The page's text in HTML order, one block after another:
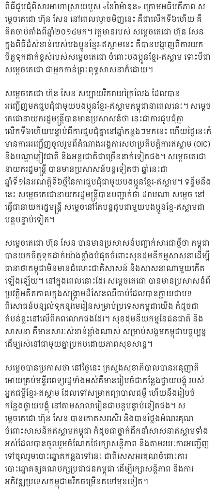
ពិធីជួបជុំពិសារអាហាស្រាយបួស «ខែរ៉ាម៉ាឌន» ក្រោមអធិបតីភាព ស
ម្តេចតេជោ ហ៊ុន សែន នៅពេលល្ងាចមិញនេះ គឺជាលើកទី៦ហើយ គឺ
គិតចាប់តាំងពីឆ្នាំ២០១៤មក។ វត្តមានរបស់ សម្តេចតេជោ ហ៊ុន សែន
ក្នុងពិធីដ៏សំខាន់របស់បងប្អូនខ្មែរ-ឥស្លាមនេះ គឺបានបង្ហាញពីការយក
ចិត្តទុកដាក់ខ្ពស់របស់សម្តេចតេជោ ចំពោះបងប្អូនខ្មែរ-ឥស្លាម ទោះបីជា
សម្តេចតេជោ ជាអ្នកកាន់ព្រះពុទ្ធសាសនាក៏ដោយ។
សម្តេចតេជោ ហ៊ុន សែន សប្បាយរីករាយក្រៃលែង ដែលបាន
អញ្ជើញមកជួបជុំជាមួយបងប្អូនខ្មែរ-ឥស្លាមកម្ពុជានាពេលនេះ។ សម្តេច
តេជោនាយករដ្ឋមន្ត្រីបានមានប្រសាសន៍ថា នេះជាការជួបជុំគ្នា
លើកទី៦ហើយបន្ទាប់ពីការជួបជុំគ្នានៅឆ្នាំកន្លងៗមកនេះ ហើយថ្ងៃនេះក៏
មានការអញ្ជើញចូលរួមពីតំណាងអង្គការសហប្រតិបត្តិការឥស្លាម (OIC)
និងបណ្តាភ្ញៀវជាតិ និងអន្តរជាតិជាច្រើននាក់ទៀតផង។ សម្តេចតេជោ
នាយករដ្ឋមន្ត្រី បានមានប្រសាសន៍បន្តទៀតថា ឆ្នាំនេះជា
ឆ្នាំទី១នៃអណត្តិទី៦ថ្មីនៃការជួបជុំជាមួយបងប្អូនខ្មែរ-ឥស្លាម។ ទន្ទឹមនឹង
នេះ សម្តេចតេជោនាយករដ្ឋមន្ត្រីបានបញ្ជាក់ថា ដរាបណា សម្តេច នៅ
ធ្វើជានាយករដ្ឋមន្ត្រី សម្តេចនៅតែបន្តជួបជាមួយបងប្អូនខ្មែ-ឥស្លាមជា
បន្តបន្ទាប់ទៀត។
សម្តេចតេជោ ហ៊ុន សែន បានមានប្រសាសន៍បញ្ជាក់សារជាថ្មីថា កម្ពុជា
បានយកចិត្តទុកដាក់យ៉ាងខ្លាំងបំផុតចំពោះសុខដុមនីកម្មសាសនាដើម្បី
ធានាថាកម្ពុជាមិនមានជំលោះជាតិសាសន៍ និងសាសនាណាមួយកើត
ឡើងឡើយ។ នៅក្នុងពេលនោះដែរ សម្តេចតេជោ បានមានប្រសាសន៍ពី
ប្រវត្តិអតីតកាលក្នុងសង្គ្រាមដ៏សែនឈឺចាប់ដែលបានក្លាយជាបទ
ពិសោធន៍បន្សល់ទុកនូវមេរៀនសម្រាប់ប្រទេសកម្ពុជាយើង ក៏ដូចជា
តំបន់ខ្លះនៅលើពិភពលោកផងដែរ។ សុខដុមនីយកម្មនៃជនជាតិ និង
សាសនា គឺមានសារៈសំខាន់ខ្លាំងណាស់ សម្រាប់សង្គមកម្ពុជាបច្ចុប្បន្ន
ដើម្បរស់នៅជាមួយគ្នាប្រកបដោយភាពសុខសាន្ត។
សម្តេចបានប្រកាសថា នៅថ្ងៃនេះ ក្រសួងសុខាភិបាលបានអនុញាតិ
អោយគ្រប់មន្ទីរពេទ្យរដ្ឋទាំងអស់គឺមានរៀបចំជាកន្លែងថ្វាយបង្គុំ របស់
អ្នកជម្ងឺខ្មែរ-ឥស្លាម ដែលទៅសម្រាកព្យាបាលជម្ងឺ ហើយនឹងរៀបចំ
កន្លែងថ្វាយបង្គុំ នៅតាមសាលារៀនជាបន្តបន្ទាប់ទៀតផង។ ស
ម្តេចតេជោ ហ៊ុន សែន បានកោតសរសើរ និងបានថ្លែងអំណរគុណ
ចំពោះសាសនិកឥស្លាមកម្ពុជា ក៏ដូចជាថ្នាក់ដឹកនាំសាសនាឥស្លាមទាំង
អស់ដែលបានចូលរួមចំណែកថែរក្សាសន្តិភាព និងតាមរយៈការអញ្ជើញ
ទៅចូលរួមបោះឆ្នោតកន្លងទៅនេះ ជាពិសេសអរគុណចំពោះការ
បោះឆ្នោតឲ្យគណបក្សប្រជាជនកម្ពុជា ដើម្បីរក្សាសន្តិភាព និងការ
អភិវឌ្ឍប្រទេសកម្ពុជាឲរីកចម្រើនតទៅមុខទៀត។